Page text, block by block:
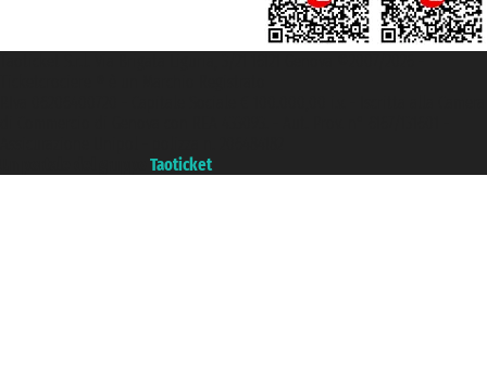
Taoticket